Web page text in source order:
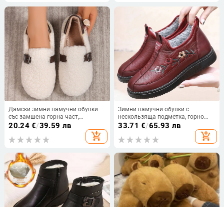
Дамски зимни памучни обувки
със замшена горна част,
подплатени с агнешова вълна,
подметка PU, топли и удобни
20.24€/39.59 лв
add_shopping_cart
Зимни памучни обувки с
нескользяща подметка, горно
покритие от микрофибър,
подплата от изкуствен къс плюш,
подметка от телешко сухожилие
33.71 €/65.93 лв
add_shopping_cart